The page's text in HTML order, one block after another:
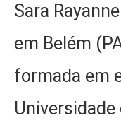
Sara
em Belém
formada em
Universidade